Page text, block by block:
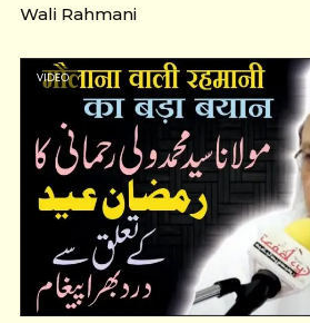
Wali Rahmani
VIDEO